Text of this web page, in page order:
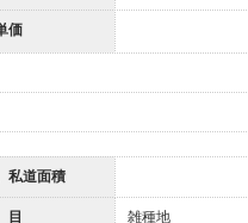
価
私道面積
雑種地